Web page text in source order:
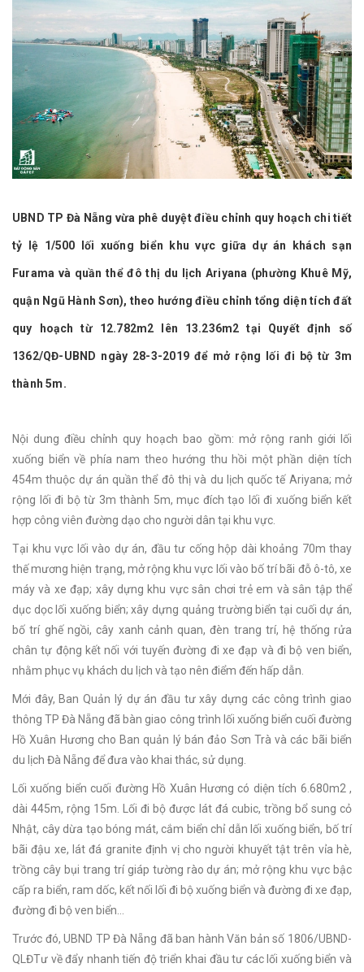
UBND TP Đà Nẵng vừa phê duyệt điều chỉnh quy hoạch chi tiết
tỷ lệ 1/500 lối xuống biển khu vực giữa dự án khách sạn
Furama và quần thể đô thị du lịch Ariyana (phường Khuê Mỹ,
quận Ngũ Hành Sơn), theo hướng điều chỉnh tổng diện tích đất
quy hoạch từ 12.782m2 lên 13.236m2 tại Quyết định số
1362/QĐ-UBND ngày 28-3-2019 để mở rộng lối đi bộ từ 3m
thành 5m.
Nội dung điều chỉnh quy hoạch bao gồm: mở rộng ranh giới lối
xuống biển về phía nam theo hướng thu hồi một phần diện tích
454m thuộc dự án quần thể đô thị và du lịch quốc tế Ariyana; mở
rộng lối đi bộ từ 3m thành 5m, mục đích tạo lối đi xuống biển kết
hợp công viên đường dạo cho người dân tại khu vực.
Tại khu vực lối vào dự án, đầu tư cống hộp dài khoảng 70m thay
thế mương hiện trạng, mở rộng khu vực lối vào bố trí bãi đỗ ô-tô, xe
máy và xe đạp; xây dựng khu vực sân chơi trẻ em và sân tập thể
dục dọc lối xuống biển; xây dựng quảng trường biển tại cuối dự án,
bố trí ghế ngồi, cây xanh cảnh quan, đèn trang trí, hệ thống rửa
chân tự động kết nối với tuyến đường đi xe đạp và đi bộ ven biển,
nhằm phục vụ khách du lịch và tạo nên điểm đến hấp dẫn.
Mới đây, Ban Quản lý dự án đầu tư xây dựng các công trình giao
thông TP Đà Nẵng đã bàn giao công trình lối xuống biển cuối đường
Hồ Xuân Hương cho Ban quản lý bán đảo Sơn Trà và các bãi biển
du lịch Đà Nẵng để đưa vào khai thác, sử dụng.
Lối xuống biển cuối đường Hồ Xuân Hương có diện tích 6.680m2 ,
dài 445m, rộng 15m. Lối đi bộ được lát đá cubic, trồng bổ sung cỏ
Nhật, cây dừa tạo bóng mát, cắm biển chỉ dẫn lối xuống biển, bố trí
bãi đậu xe, lát đá granite định vị cho người khuyết tật trên vỉa hè,
trồng cây bụi trang trí giáp tường rào dự án; mở rộng khu vực bậc
cấp ra biển, ram dốc, kết nối lối đi bộ xuống biển và đường đi xe đạp,
đường đi bộ ven biển…
Trước đó, UBND TP Đà Nẵng đã ban hành Văn bản số 1806/UBND-
QLĐTư về đẩy nhanh tiến độ triển khai đầu tư các lối xuống biển và